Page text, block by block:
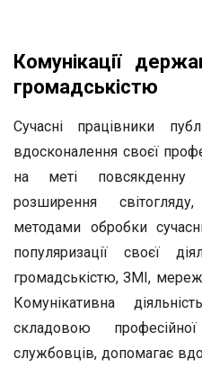
Комунікації
громадськістю
Сучасні працівники
вдосконалення своєї
на меті повсякденну
розширення
методами обробки
популяризації своєї
громадськістю, ЗМІ,
Комунікативна
складовою
службовців, допомагає